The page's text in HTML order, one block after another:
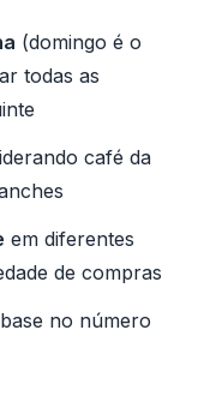
(domingo é o
todas as
café da
em diferentes
de compras
no número